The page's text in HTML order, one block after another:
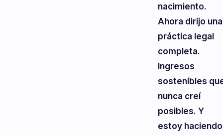
nacimiento.
Ahora dirijo una
práctica legal
completa.
Ingresos
sostenibles
nunca creí
posibles. Y
estoy haciendo